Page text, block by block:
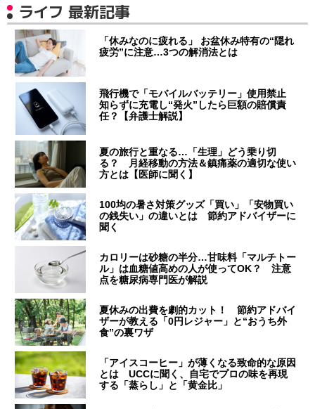
ライフ 最新記事
「休みなのに疲れる」 お盆休み特有の“隠れ
疲労”に注意…3つの解消法とは
飛行機で「モバイルバッテリー」使用禁止
知らずに充電し“発火”したら巨額の賠償責
任？【弁護士解説】
夏の旅行と重なる…「生理」どう乗り切
る？ 月経移動の方法＆鎮痛薬の適切な使い
方とは【医師に聞く】
100均の暑さ対策グッズ「買い」「安物買い
の銭失い」の違いとは 節約アドバイザーに
聞く
カロリーは砂糖の半分…甘味料「マルチトー
ル」は血糖値高めの人が使ってOK？ 注意
点を糖尿病専門医が解説
夏休みの出費を劇的カット！ 節約アドバイ
ザーが教える「0円レジャー」と“おうち外
食”の裏ワザ
「アイスコーヒー」が薄くなる致命的な原因
とは UCCに聞く、自宅でプロの味を再現
する「蒸らし」と「黄金比」